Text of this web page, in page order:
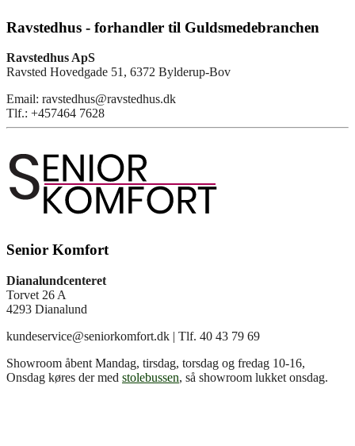
Ravstedhus - forhandler til Guldsmedebranchen
Ravstedhus ApS
Ravsted Hovedgade 51, 6372 Bylderup-Bov
Email: ravstedhus@ravstedhus.dk
Tlf.: +457464 7628
Senior Komfort
Dianalundcenteret
Torvet 26 A
4293 Dianalund
kundeservice@seniorkomfort.dk | Tlf. 40 43 79 69
Showroom åbent Mandag, tirsdag, torsdag og fredag 10-16,
Onsdag køres der med stolebussen, så showroom lukket onsdag.